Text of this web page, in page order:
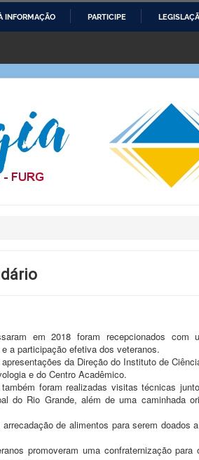
INFORMAÇÃO PARTICIPE
em 2018 foram recepcionados com
a participação efetiva dos veteranos.
da Direção do Instituto de
e do Centro Acadêmico.
foram realizadas visitas técnicas
do Rio Grande, além de uma caminhada
de alimentos para serem doados
promoveram uma confraternização para